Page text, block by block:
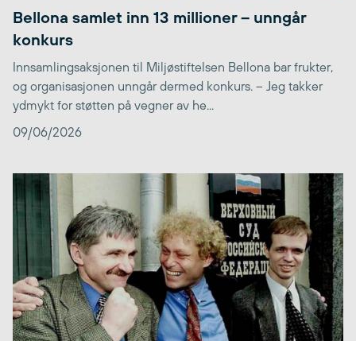
Bellona samlet inn 13 millioner – unngår
konkurs
Innsamlingsaksjonen til Miljøstiftelsen Bellona bar frukter,
og organisasjonen unngår dermed konkurs. – Jeg takker
ydmykt for støtten på vegner av he...
09/06/2026